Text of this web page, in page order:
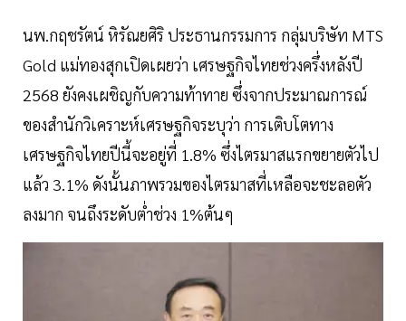
นพ.กฤชรัตน์ หิรัณยศิริ ประธานกรรมการ กลุ่มบริษัท MTS
Gold แม่ทองสุกเปิดเผยว่า เศรษฐกิจไทยช่วงครึ่งหลังปี
2568 ยังคงเผชิญกับความท้าทาย ซึ่งจากประมาณการณ์
ของสำนักวิเคราะห์เศรษฐกิจระบุว่า การเติบโตทาง
เศรษฐกิจไทยปีนี้จะอยู่ที่ 1.8% ซึ่งไตรมาสแรกขยายตัวไป
แล้ว 3.1% ดังนั้นภาพรวมของไตรมาสที่เหลือจะชะลอตัว
ลงมาก จนถึงระดับต่ำช่วง 1%ต้นๆ